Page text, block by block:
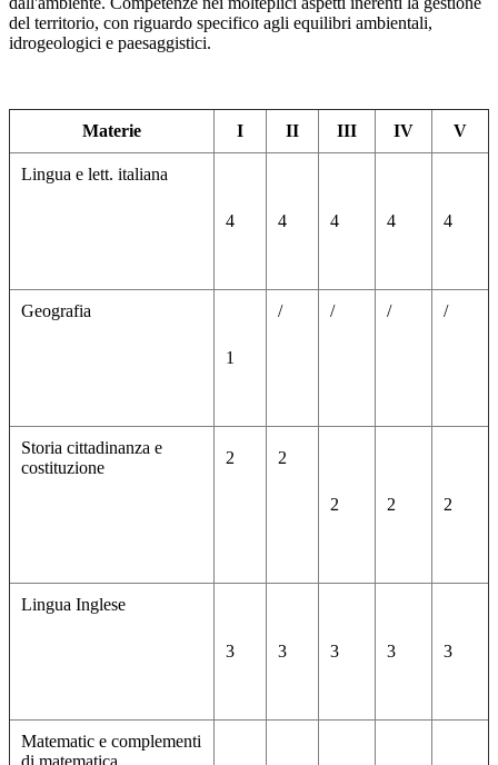
del territorio, con riguardo specifico agli equilibri ambientali,
idrogeologici e paesaggistici.
Materie I II III IV V
Lingua e lett. italiana
4 4 4 4 4
Geografia
1
/ / / /
Storia cittadinanza e
costituzione
2 2
2 2 2
Lingua Inglese
3 3 3 3 3
Matematic e complementi